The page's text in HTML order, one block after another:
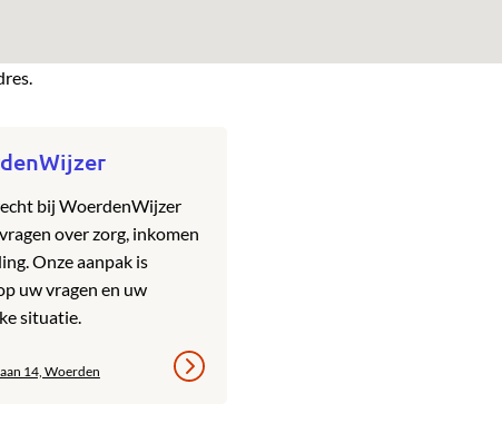
bij WoerdenWijzer
over zorg, inkomen
Onze aanpak is
uw vragen en uw
situatie.
14, Woerden